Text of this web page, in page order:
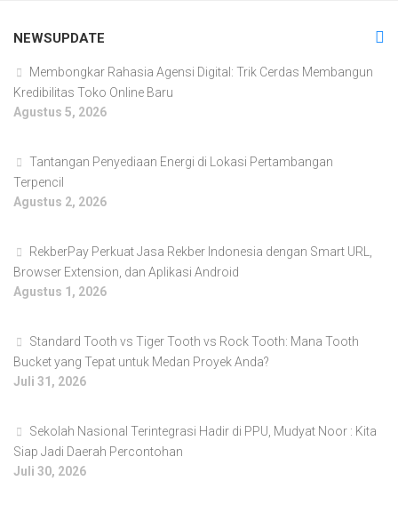
NEWSUPDATE
Membongkar Rahasia Agensi Digital: Trik Cerdas Membangun
Kredibilitas Toko Online Baru
Agustus 5, 2026
Tantangan Penyediaan Energi di Lokasi Pertambangan
Terpencil
Agustus 2, 2026
RekberPay Perkuat Jasa Rekber Indonesia dengan Smart URL,
Browser Extension, dan Aplikasi Android
Agustus 1, 2026
Standard Tooth vs Tiger Tooth vs Rock Tooth: Mana Tooth
Bucket yang Tepat untuk Medan Proyek Anda?
Juli 31, 2026
Sekolah Nasional Terintegrasi Hadir di PPU, Mudyat Noor : Kita
Siap Jadi Daerah Percontohan
Juli 30, 2026